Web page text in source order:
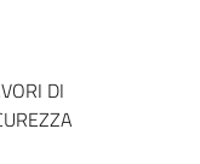
DI